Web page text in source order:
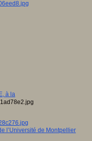
à la
l’Université de Montpellier